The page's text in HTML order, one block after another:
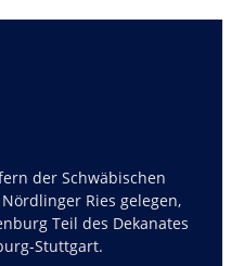
der Schwäbischen
Ries gelegen,
Teil des Dekanates
Stuttgart.